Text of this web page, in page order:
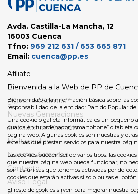
Avda. Castilla-La Mancha, 12
16003 Cuenca
Tfno: 969 212 631 / 653 665 871
Email: cuenca@pp.es
Afíliate
Bienvenida a la Web de PP de
¿Quienes Somos?
Nuevas Generaciones
Artículos de Opinión
Multimedias
Nuestra Actividad
Contacto
Aviso Legal
Bienvenida/o a la información básica sobre las
responsabilidad de la entidad: Partido Popular de
Una cookie o galleta informática es un pequeño
guarda en tu ordenador, “smartphone” o tableta
página web. Algunas cookies son nuestras y
externas que prestan servicios para nuestra
Las cookies pueden ser de varios tipos: las
que nuestra página web pueda funcionar, no
son las únicas que tenemos activadas por
cookies que estarán activas si solo pulsas el botón
El resto de cookies sirven para mejorar nuestra